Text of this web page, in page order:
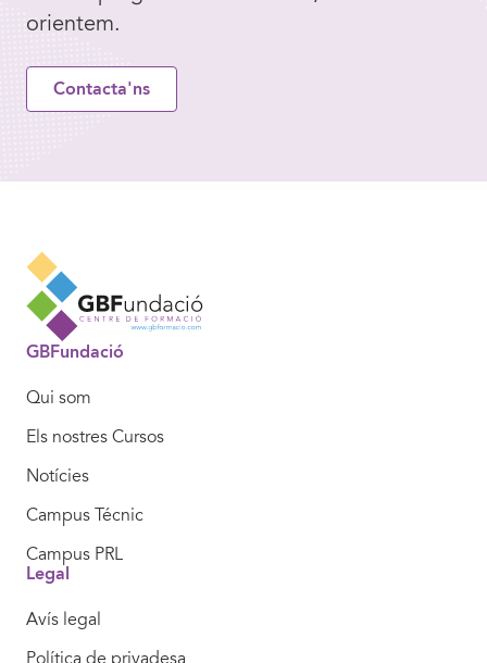
orientem.
Contacta'ns
GBFundació
Qui som
Els nostres Cursos
Notícies
Campus Técnic
Campus PRL
Legal
Avís legal
Política de privadesa